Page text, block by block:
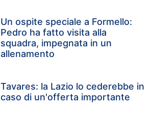
Un ospite speciale a Formello:
Pedro ha fatto visita alla
squadra, impegnata in un
allenamento
Tavares: la Lazio lo cederebbe in
caso di un'offerta importante